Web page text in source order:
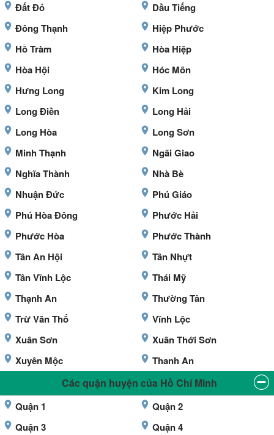
Đất Đỏ
Dầu Tiếng
Đông Thạnh
Hiệp Phước
Hồ Tràm
Hòa Hiệp
Hòa Hội
Hóc Môn
Hưng Long
Kim Long
Long Điền
Long Hải
Long Hòa
Long Sơn
Minh Thạnh
Ngãi Giao
Nghĩa Thành
Nhà Bè
Nhuận Đức
Phú Giáo
Phú Hòa Đông
Phước Hải
Phước Hòa
Phước Thành
Tân An Hội
Tân Nhựt
Tân Vĩnh Lộc
Thái Mỹ
Thạnh An
Thường Tân
Trừ Văn Thố
Vĩnh Lộc
Xuân Sơn
Xuân Thới Sơn
Xuyên Mộc
Thanh An
Các quận huyện của Hồ Chí Minh
Quận 1
Quận 2
Quận 3
Quận 4